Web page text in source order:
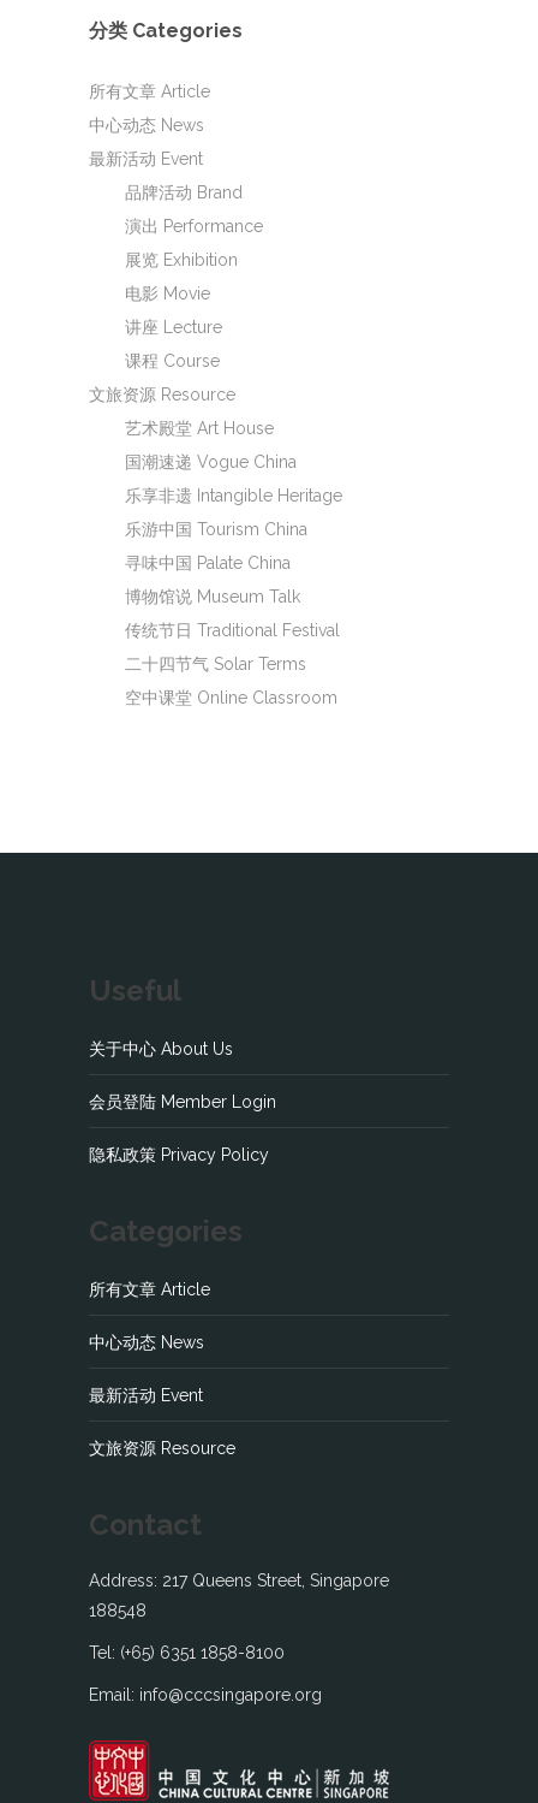
分类 Categories
所有文章 Article
中心动态 News
最新活动 Event
品牌活动 Brand
演出 Performance
展览 Exhibition
电影 Movie
讲座 Lecture
课程 Course
文旅资源 Resource
艺术殿堂 Art House
国潮速递 Vogue China
乐享非遗 Intangible Heritage
乐游中国 Tourism China
寻味中国 Palate China
博物馆说 Museum Talk
传统节日 Traditional Festival
二十四节气 Solar Terms
空中课堂 Online Classroom
Useful
关于中心 About Us
会员登陆 Member Login
隐私政策 Privacy Policy
Categories
所有文章 Article
中心动态 News
最新活动 Event
文旅资源 Resource
Contact
Address: 217 Queens Street, Singapore
188548
Tel: (+65) 6351 1858-8100
Email: info@cccsingapore.org